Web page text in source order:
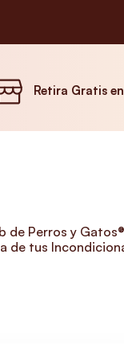
Retira Gratis
de Perros y Gatos®
de tus